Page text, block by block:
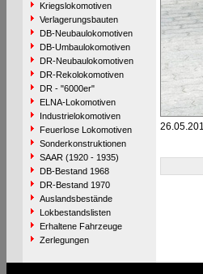
Kriegslokomotiven
Verlagerungsbauten
DB-Neubaulokomotiven
DB-Umbaulokomotiven
DR-Neubaulokomotiven
DR-Rekolokomotiven
DR - "6000er"
ELNA-Lokomotiven
Industrielokomotiven
Feuerlose Lokomotiven
Sonderkonstruktionen
SAAR (1920 - 1935)
DB-Bestand 1968
DR-Bestand 1970
Auslandsbestände
Lokbestandslisten
Erhaltene Fahrzeuge
Zerlegungen